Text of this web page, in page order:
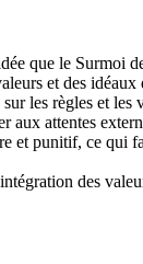
que le Surmoi
et des
les règles et
aux attentes
et punitif, ce qui
des